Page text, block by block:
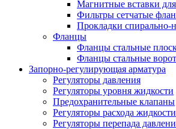
Магнитные вставки
Фильтры сетчатые
Прокладки спирально-
Фланцы
Фланцы стальные
Фланцы стальные
Запорно-регулирующая арматура
Регуляторы давления
Регуляторы уровня жидкости
Предохранительные клапаны
Регуляторы расхода жидкости
Регуляторы перепада